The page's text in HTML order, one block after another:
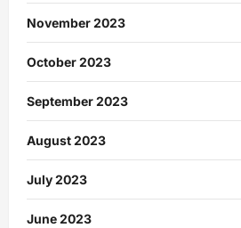
November 2023
October 2023
September 2023
August 2023
July 2023
June 2023